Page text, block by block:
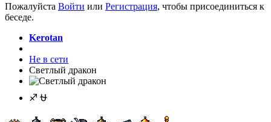
Пожалуйста Войти или Регистрация, чтобы присоединиться к
беседе.
Kerotan
Не в сети
Светлый дракон
♐ ⛎